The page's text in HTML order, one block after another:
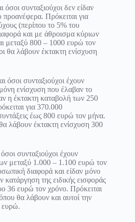
όσοι συνταξιούχοι δεν είδαν
προανέφερα. Πρόκειται για
(περίπου το 5% του
και με άθροισμα κύριων
μεταξύ 800 – 1000 ευρώ τον
θα λάβουν έκτακτη ενίσχυση
όσοι συνταξιούχοι έχουν
ενίσχυση που έλαβαν το
η έκτακτη καταβολή των 250
για 370.000
έως 800 ευρώ τον μήνα.
λάβουν έκτακτη ενίσχυση 300
συνταξιούχοι έχουν
μεταξύ 1.000 – 1.100 ευρώ τον
διαφορά και είδαν μόνο
κατάργηση της ειδικής εισφοράς
36 ευρώ τον χρόνο. Πρόκειται
θα λάβουν και αυτοί την
ευρώ.